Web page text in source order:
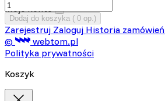
Dodaj do koszyka ( 0 op.)
Moje konto
Zarejestruj Zaloguj Historia zamówień
©
webtom.pl
Polityka prywatności
Koszyk